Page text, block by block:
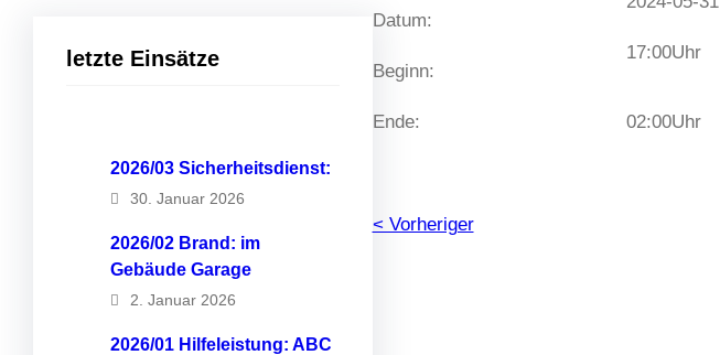
letzte Einsätze
2026/03 Sicherheitsdienst:
30. Januar 2026
2026/02 Brand: im
Gebäude Garage
2. Januar 2026
2026/01 Hilfeleistung: ABC
Datum:
Beginn:
Ende:
17:00Uhr
02:00Uhr
< Vorheriger